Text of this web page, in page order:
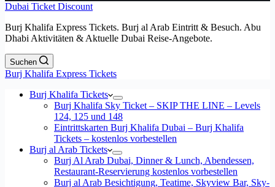
Dubai Ticket Discount
Burj Khalifa Express Tickets. Burj al Arab Eintritt & Besuch. Abu
Dhabi Aktivitäten & Aktuelle Dubai Reise-Angebote.
Suchen
Burj Khalifa Express Tickets
Burj Khalifa Tickets
Burj Khalifa Sky Ticket – SKIP THE LINE – Levels
124, 125 und 148
Eintrittskarten Burj Khalifa Dubai – Burj Khalifa
Tickets – kostenlos vorbestellen
Burj al Arab Tickets
Burj Al Arab Dubai, Dinner & Lunch, Abendessen,
Restaurant-Reservierung kostenlos vorbestellen
Burj al Arab Besichtigung, Teatime, Skyview Bar, Sky-